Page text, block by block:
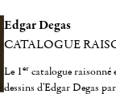
Edgar Degas
CATALOGUE
Le 1er catalogue raisonné
dessins d'Edgar Degas